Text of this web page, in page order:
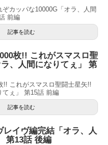
ぞカッパな10000G「オラ、人間
前編
記事を読む
枚!! これがスマスロ聖
、人間になりてぇ」 第
!! これがスマスロ聖闘士星矢!!
てぇ」 第15話 前編
記事を読む
レイヴ編完結「オラ、人
第13話 後編